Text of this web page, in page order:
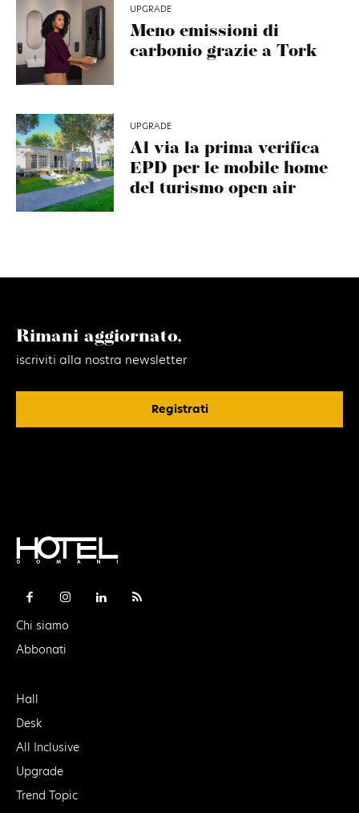
UPGRADE
Meno emissioni di
carbonio grazie a Tork
UPGRADE
Al via la prima verifica
EPD per le mobile home
del turismo open air
Rimani aggiornato,
iscriviti alla nostra newsletter
Registrati
Chi siamo
Abbonati
Hall
Desk
All Inclusive
Upgrade
Trend Topic